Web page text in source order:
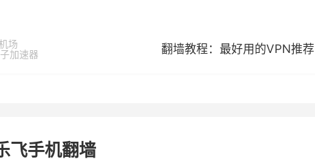
场
加速器
翻墙教程：最好用的VPN推荐
飞手机翻墙